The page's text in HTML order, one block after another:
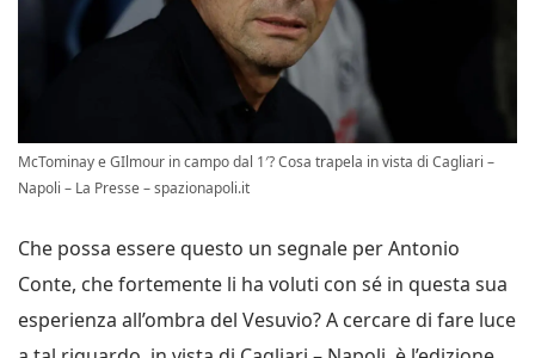
McTominay e GIlmour in campo dal 1′? Cosa trapela in vista di Cagliari –
Napoli – La Presse – spazionapoli.it
Che possa essere questo un segnale per Antonio
Conte, che fortemente li ha voluti con sé in questa sua
esperienza all’ombra del Vesuvio? A cercare di fare luce